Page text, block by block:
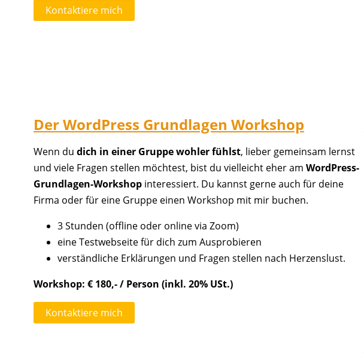
Kontaktiere mich
Der WordPress Grundlagen Workshop
Wenn du dich in einer Gruppe wohler fühlst, lieber gemeinsam lernst
und viele Fragen stellen möchtest, bist du vielleicht eher am WordPress-
Grundlagen-Workshop interessiert. Du kannst gerne auch für deine
Firma oder für eine Gruppe einen Workshop mit mir buchen.
3 Stunden (offline oder online via Zoom)
eine Testwebseite für dich zum Ausprobieren
verständliche Erklärungen und Fragen stellen nach Herzenslust.
Workshop: € 180,- / Person (inkl. 20% USt.)
Kontaktiere mich